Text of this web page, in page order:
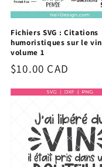
Fichiers SVG : Citations
humoristiques sur le vin
volume 1
Prix
$10.00 CAD